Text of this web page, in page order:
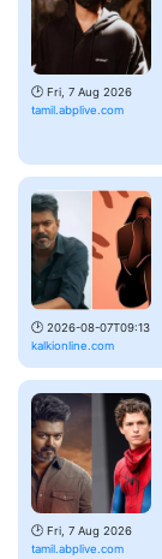
🕑 Fri, 7 Aug 2026
tamil.abplive.com
🕑 2026-08-07T09:13
kalkionline.com
🕑 Fri, 7 Aug 2026
tamil.abplive.com